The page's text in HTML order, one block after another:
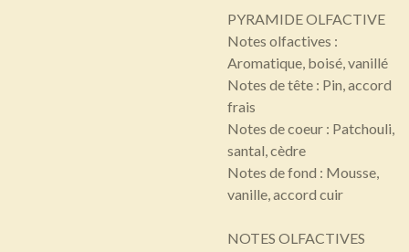
PYRAMIDE OLFACTIVE
Notes olfactives :
Aromatique, boisé, vanillé
Notes de tête : Pin, accord
frais
Notes de coeur : Patchouli,
santal, cèdre
Notes de fond : Mousse,
vanille, accord cuir
NOTES OLFACTIVES